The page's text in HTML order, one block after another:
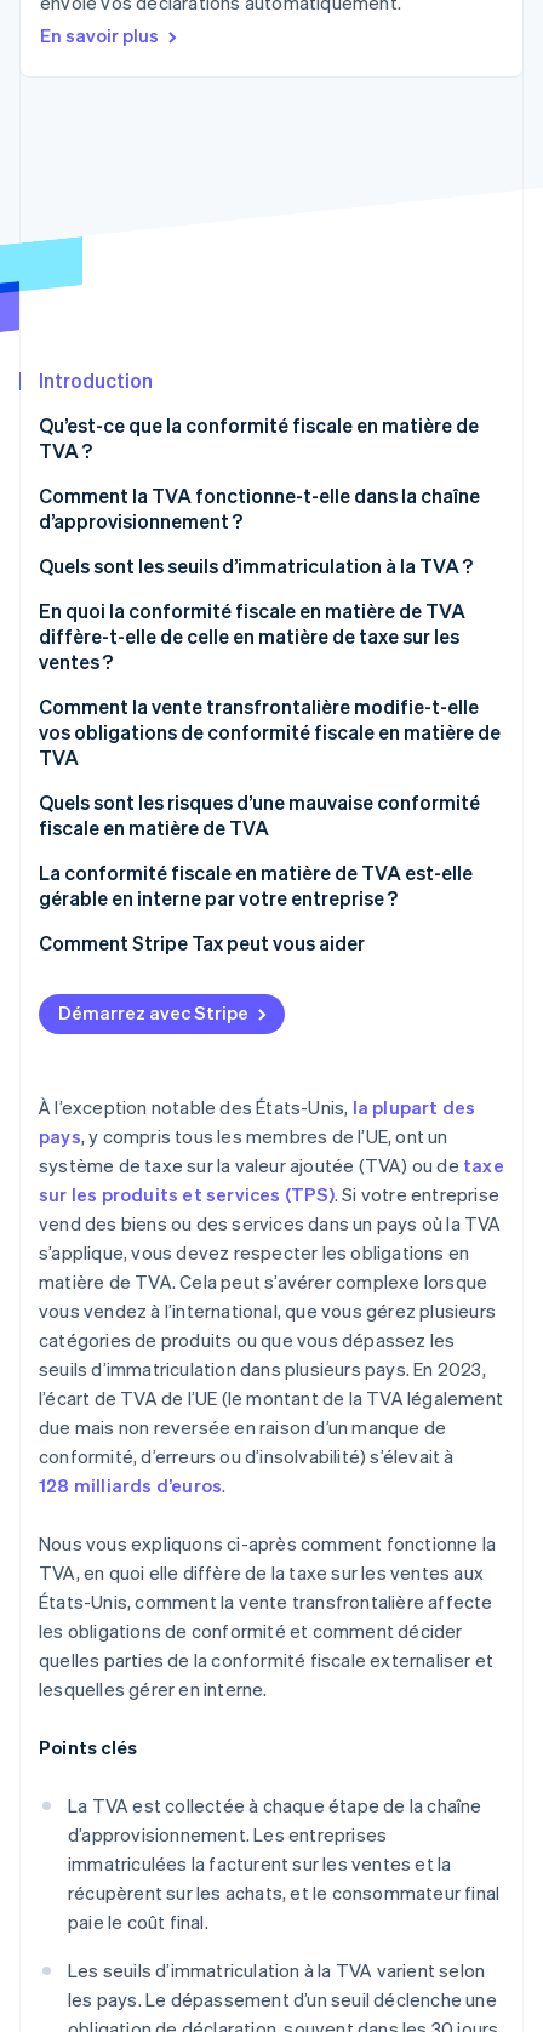
Découvrez les prochaines évolutions
Prévention de la fraude
Stripe Sessions 2026
Découvrez comment Stripe construit l’infrastructure
Regarder la vidéo
Commerce en ligne
En savoir plus
Introduction
Qu’est-ce que la conformité fiscale en matière de
TVA ?
Comment la TVA fonctionne-t-elle dans la chaîne
d’approvisionnement ?
Quels sont les seuils d’immatriculation à la TVA ?
En quoi la conformité fiscale en matière de TVA
diffère-t-elle de celle en matière de taxe sur les
ventes ?
Comment la vente transfrontalière modifie-t-elle
vos obligations de conformité fiscale en matière de
TVA
Quels sont les risques d’une mauvaise conformité
fiscale en matière de TVA
La conformité fiscale en matière de TVA est-elle
gérable en interne par votre entreprise ?
Comment Stripe Tax peut vous aider
Démarrez avec Stripe
À l’exception notable des États-Unis, la plupart des
pays, y compris tous les membres de l’UE, ont un
système de taxe sur la valeur ajoutée (TVA) ou de taxe
sur les produits et services (TPS). Si votre entreprise
vend des biens ou des services dans un pays où la TVA
s’applique, vous devez respecter les obligations en
matière de TVA. Cela peut s’avérer complexe lorsque
vous vendez à l’international, que vous gérez plusieurs
catégories de produits ou que vous dépassez les
seuils d’immatriculation dans plusieurs pays. En 2023,
l’écart de TVA de l’UE (le montant de la TVA légalement
due mais non reversée en raison d’un manque de
conformité, d’erreurs ou d’insolvabilité) s’élevait à
128 milliards d’euros.
Nous vous expliquons ci-après comment fonctionne la
TVA, en quoi elle diffère de la taxe sur les ventes aux
États-Unis, comment la vente transfrontalière affecte
les obligations de conformité et comment décider
quelles parties de la conformité fiscale externaliser et
lesquelles gérer en interne.
Points clés
La TVA est collectée à chaque étape de la chaîne
d’approvisionnement. Les entreprises
immatriculées la facturent sur les ventes et la
récupèrent sur les achats, et le consommateur final
paie le coût final.
Les seuils d’immatriculation à la TVA varient selon
les pays. Le dépassement d’un seuil déclenche une